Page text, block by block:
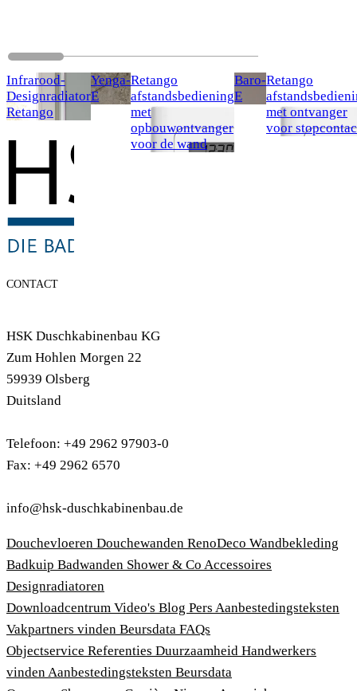
Infrarood-
Designradiator
Retango
Yenga-
E
Retango
afstandsbediening
met
opbouwontvanger
voor de wand
Baro-
E
Retango
met ontvanger
voor
CONTACT
HSK Duschkabinenbau KG
Zum Hohlen Morgen 22
59939 Olsberg
Duitsland
Telefoon: +49 2962 97903-0
Fax: +49 2962 6570
info@hsk-duschkabinenbau.de
Douchevloeren Douchewanden RenoDeco Wandbekleding
Badkuip Badwanden Shower & Co Accessoires
Designradiatoren
Downloadcentrum Video's Blog Pers Aanbestedingsteksten
Vakpartners vinden Beursdata FAQs
Objectservice Referenties Duurzaamheid Handwerkers
vinden Aanbestedingsteksten Beursdata